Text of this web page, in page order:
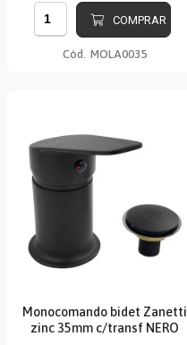
COMPRAR
Cód. MOLA0035
Monocomando bidet Zanetti
zinc 35mm c/transf NERO